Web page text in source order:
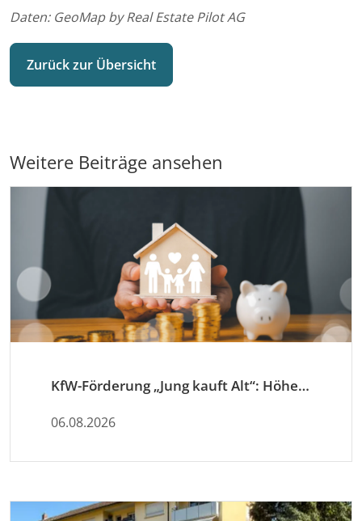
Daten: GeoMap by Real Estate Pilot AG
Zurück zur Übersicht
Weitere Beiträge ansehen
KfW-Förderung „Jung kauft Alt“: Höhere Kredite ab August 2026
06.08.2026